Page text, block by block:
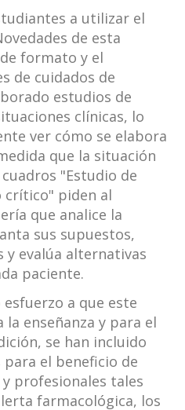
a utilizar el
de esta
formato y el
de cuidados de
estudios de
clínicas, lo
ver cómo se elabora
que la situación
"Estudio de
crítico" piden al
que analice la
sus supuestos,
y evalúa alternativas
paciente.
a que este
enseñanza y para el
se han incluido
el beneficio de
profesionales tales
farmacológica, los